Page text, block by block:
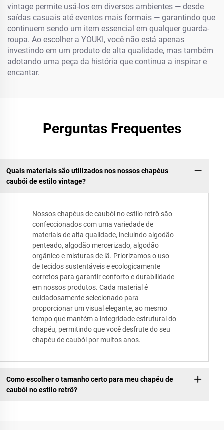
vintage permite usá-los em diversos ambientes — desde
saídas casuais até eventos mais formais — garantindo que
continuem sendo um item essencial em qualquer guarda-
roupa. Ao escolher a YOUKI, você não está apenas
investindo em um produto de alta qualidade, mas também
adotando uma peça da história que continua a inspirar e
encantar.
Perguntas Frequentes
Quais materiais são utilizados nos nossos chapéus
caubói de estilo vintage?
Nossos chapéus de caubói no estilo retrô são
confeccionados com uma variedade de
materiais de alta qualidade, incluindo algodão
penteado, algodão mercerizado, algodão
orgânico e misturas de lã. Priorizamos o uso
de tecidos sustentáveis e ecologicamente
corretos para garantir conforto e durabilidade
em nossos produtos. Cada material é
cuidadosamente selecionado para
proporcionar um visual elegante, ao mesmo
tempo que mantém a integridade estrutural do
chapéu, permitindo que você desfrute do seu
chapéu de caubói por muitos anos.
Como escolher o tamanho certo para meu chapéu de
caubói no estilo retrô?